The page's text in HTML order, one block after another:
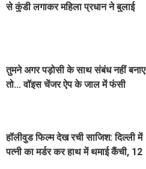
से कुंडी लगाकर महिला प्रधान ने बुलाई
तुमने अगर पड़ोसी के साथ संबंध नहीं बनाए
तो... वॉइस चेंजर ऐप के जाल में फंसी
हॉलीवुड फिल्म देख रची साजिश: दिल्ली में
पत्नी का मर्डर कर हाथ में थमाई कैंची, 12